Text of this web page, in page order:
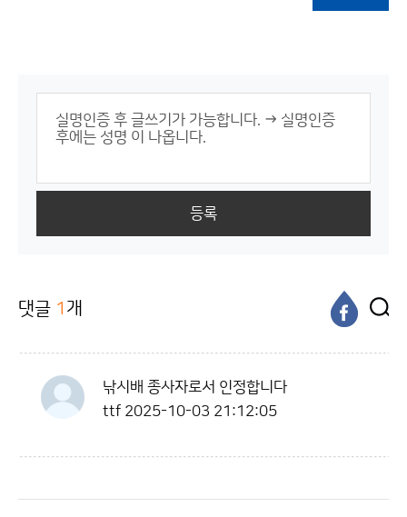
등록
댓글 1 개
낚시배 종사자로서 인정합니다
ttf 2025-10-03 21:12:05